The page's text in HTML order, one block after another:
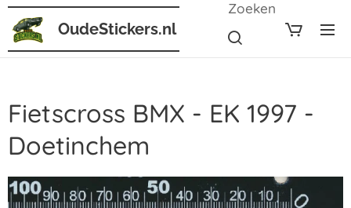
OudeStickers.nl
Zoeken
Fietscross BMX - EK 1997 -
Doetinchem